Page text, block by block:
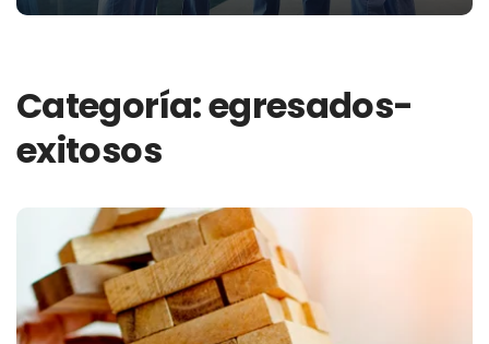
Categoría:egresados-
exitosos